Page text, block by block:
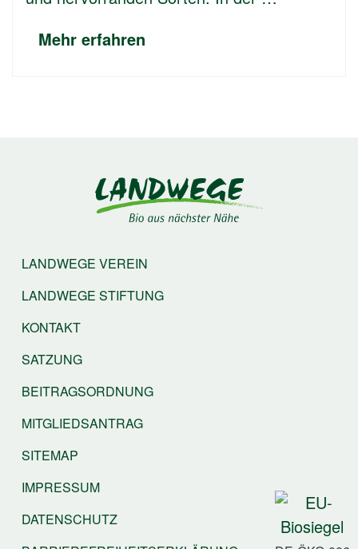
Mehr erfahren
LANDWEGE VEREIN
LANDWEGE STIFTUNG
KONTAKT
SATZUNG
BEITRAGSORDNUNG
MITGLIEDSANTRAG
SITEMAP
IMPRESSUM
DATENSCHUTZ